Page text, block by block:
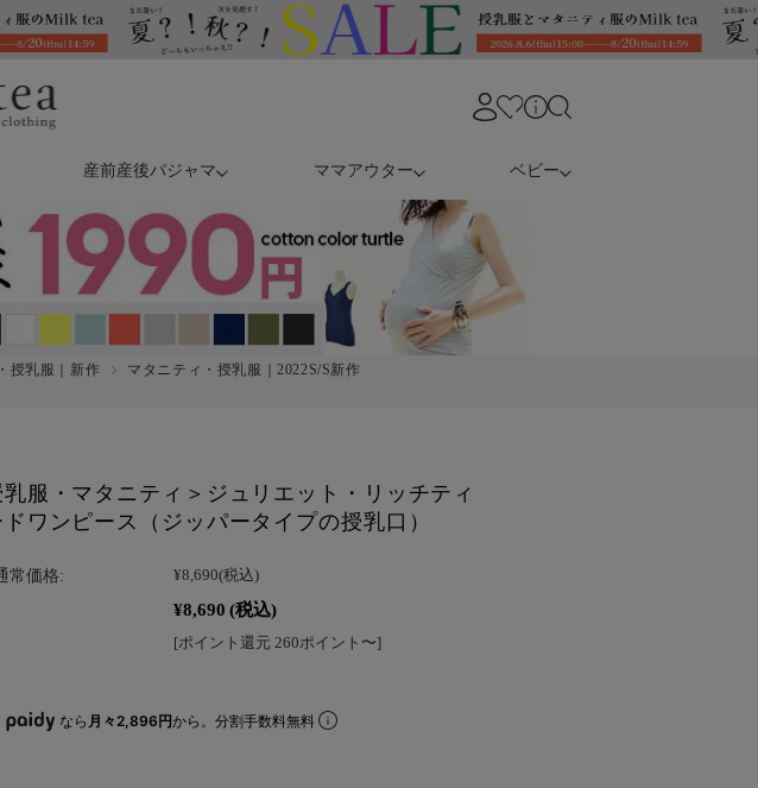
産前産後パジャマ ママアウター ベビー
授乳服｜新作
マタニティ・授乳服｜2022S/S新作
乳服・マタニティ＞ジュリエット・リッチティ
ワンピース（ジッパータイプの授乳口）
常価格: ¥8,690(税込)
¥8,690 (税込)
[ポイント還元 260ポイント〜]
なら 月々2,896円から。分割手数料無料